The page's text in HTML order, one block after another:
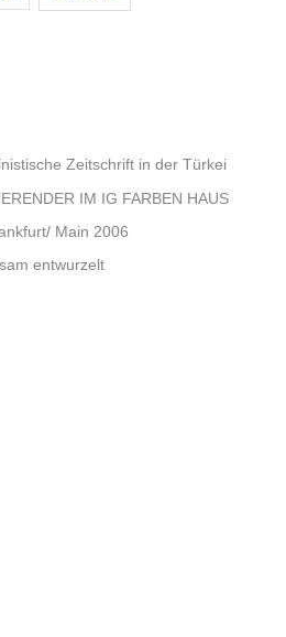
Zeitschrift in der Türkei
IM IG FARBEN HAUS
Main 2006
entwurzelt